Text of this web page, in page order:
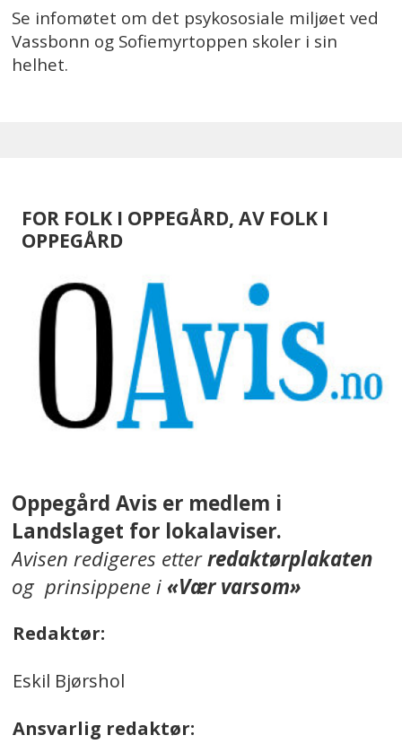
Se infomøtet om det psykososiale miljøet ved
Vassbonn og Sofiemyrtoppen skoler i sin
helhet.
FOR FOLK I OPPEGÅRD, AV FOLK I
OPPEGÅRD
Oppegård Avis er medlem i
Landslaget for lokalaviser.
Avisen redigeres etterredaktørplakaten
og prinsippene i«Vær varsom»
Redaktør:
Eskil Bjørshol
Ansvarlig redaktør: